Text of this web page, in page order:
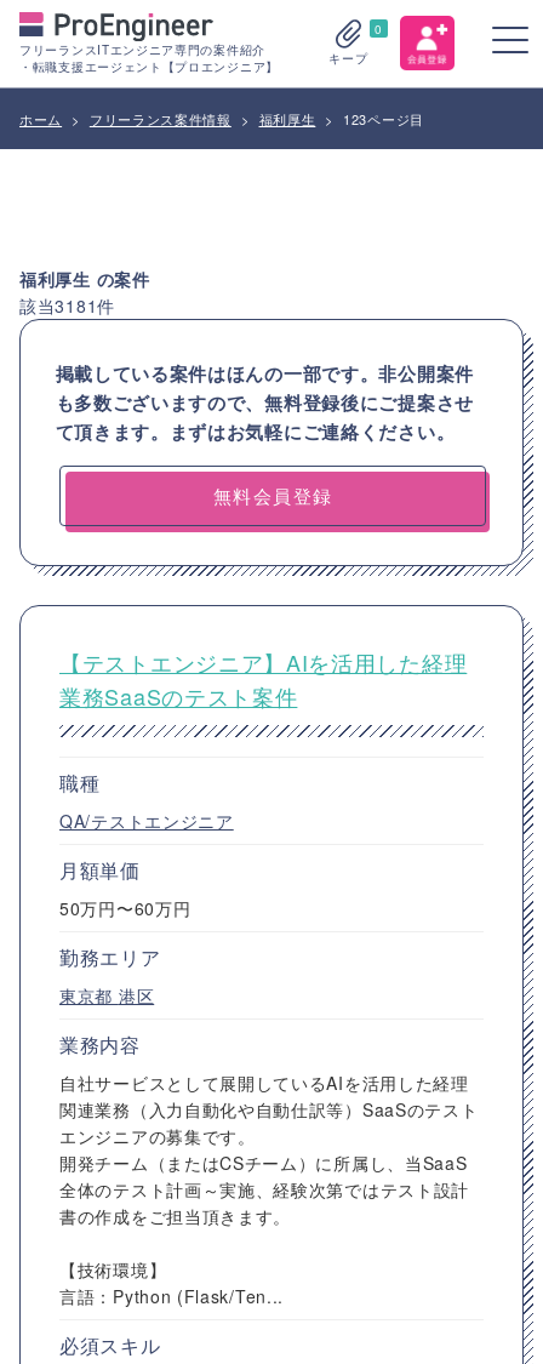
フリーランスITエンジニア専門の案件紹介
・転職支援エージェント【プロエンジニア】
0
キープ
ホーム > フリーランス案件情報 > 福利厚生 > 123ページ目
福利厚生 の案件
該当3181件
掲載している案件はほんの一部です。非公開案件
も多数ございますので、無料登録後にご提案させ
て頂きます。まずはお気軽にご連絡ください。
無料会員登録
【テストエンジニア】AIを活用した経理
業務SaaSのテスト案件
職種
QA/テストエンジニア
月額単価
50万円〜60万円
勤務エリア
東京都 港区
業務内容
自社サービスとして展開しているAIを活用した経理
関連業務（入力自動化や自動仕訳等）SaaSのテスト
エンジニアの募集です。
開発チーム（またはCSチーム）に所属し、当SaaS
全体のテスト計画～実施、経験次第ではテスト設計
書の作成をご担当頂きます。
【技術環境】
言語：Python (Flask/Ten...
必須スキル